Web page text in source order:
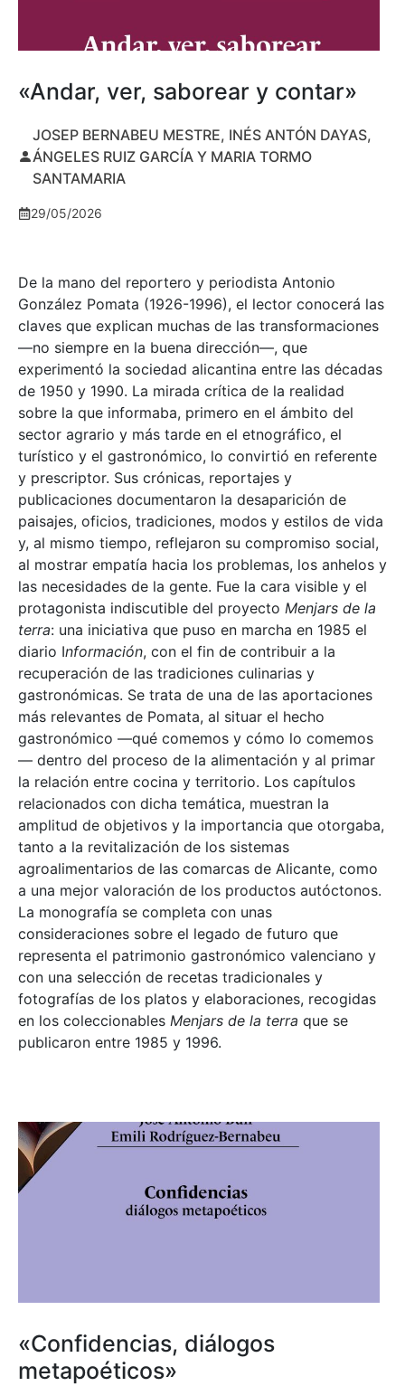
«Andar, ver, saborear y contar»
JOSEP BERNABEU MESTRE, INÉS ANTÓN DAYAS,
ÁNGELES RUIZ GARCÍA Y MARIA TORMO
SANTAMARIA
29/05/2026
De la mano del reportero y periodista Antonio
González Pomata (1926-1996), el lector conocerá las
claves que explican muchas de las transformaciones
—no siempre en la buena dirección—, que
experimentó la sociedad alicantina entre las décadas
de 1950 y 1990. La mirada crítica de la realidad
sobre la que informaba, primero en el ámbito del
sector agrario y más tarde en el etnográfico, el
turístico y el gastronómico, lo convirtió en referente
y prescriptor. Sus crónicas, reportajes y
publicaciones documentaron la desaparición de
paisajes, oficios, tradiciones, modos y estilos de vida
y, al mismo tiempo, reflejaron su compromiso social,
al mostrar empatía hacia los problemas, los anhelos y
las necesidades de la gente. Fue la cara visible y el
protagonista indiscutible del proyecto Menjars de la
terra: una iniciativa que puso en marcha en 1985 el
diario Información, con el fin de contribuir a la
recuperación de las tradiciones culinarias y
gastronómicas. Se trata de una de las aportaciones
más relevantes de Pomata, al situar el hecho
gastronómico —qué comemos y cómo lo comemos
— dentro del proceso de la alimentación y al primar
la relación entre cocina y territorio. Los capítulos
relacionados con dicha temática, muestran la
amplitud de objetivos y la importancia que otorgaba,
tanto a la revitalización de los sistemas
agroalimentarios de las comarcas de Alicante, como
a una mejor valoración de los productos autóctonos.
La monografía se completa con unas
consideraciones sobre el legado de futuro que
representa el patrimonio gastronómico valenciano y
con una selección de recetas tradicionales y
fotografías de los platos y elaboraciones, recogidas
en los coleccionables Menjars de la terra que se
publicaron entre 1985 y 1996.
«Confidencias, diálogos
metapoéticos»